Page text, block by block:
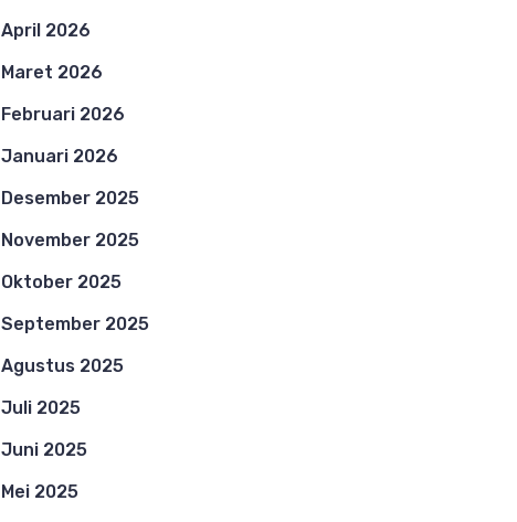
April 2026
Maret 2026
Februari 2026
Januari 2026
Desember 2025
November 2025
Oktober 2025
September 2025
Agustus 2025
Juli 2025
Juni 2025
Mei 2025